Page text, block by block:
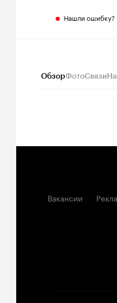
Нашли ошибку?
ОбзорФотоСвязи
Вакансии